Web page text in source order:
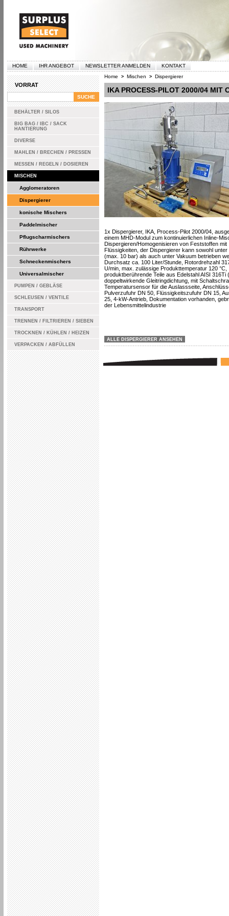
HOME IHR ANGEBOT NEWSLETTER ANMELDEN KONTAKT
VORRAT
BEHÄLTER / SILOS
BIG BAG / IBC / SACK
HANTIERUNG
DIVERSE
MAHLEN / BRECHEN / PRESSEN
MESSEN / REGELN / DOSIEREN
MISCHEN
Agglomeratoren
Dispergierer
konische Mischers
Paddelmischer
Pflugscharmischers
Rührwerke
Schneckenmischers
Universalmischer
PUMPEN / GEBLÄSE
SCHLEUSEN / VENTILE
TRANSPORT
TRENNEN / FILTRIEREN / SIEBEN
TROCKNEN / KÜHLEN / HEIZEN
VERPACKEN / ABFÜLLEN
Home > Mischen > Dispergierer
IKA PROCESS-PILOT 2000/04 MIT
1x Dispergierer, IKA, Process-Pilot 2000/04,
einem MHD-Modul zum kontinuierlichen Inline-
Dispergieren/Homogenisieren von Feststoffen mit
Flüssigkeiten, der Dispergierer kann sowohl unter
(max. 10 bar) als auch unter Vakuum betrieben
Durchsatz ca. 100 Liter/Stunde, Rotordrehzahl
U/min, max. zulässige Produkttemperatur 120 °C,
produktberührende Teile aus Edelstahl AISI 316Ti
doppeltwirkende Gleitringdichtung, mit
Temperatursensor für die Auslassseite,
Pulverzufuhr DN 50, Flüssigkeitszufuhr DN 15,
25, 4-kW-Antrieb, Dokumentation vorhanden,
der Lebensmittelindustrie
ALLE DISPERGIERER ANSEHEN